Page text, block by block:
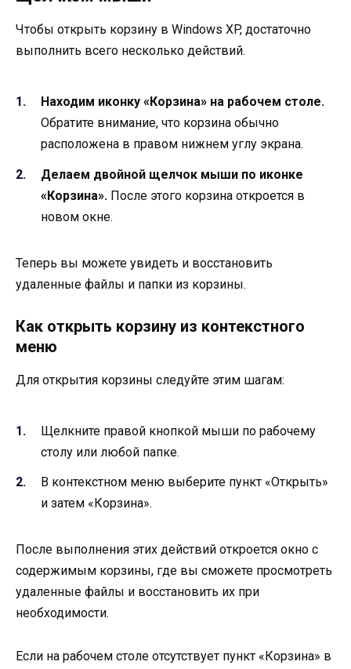
Чтобы открыть корзину в Windows XP, достаточно
выполнить всего несколько действий.
Находим иконку «Корзина» на рабочем столе.
Обратите внимание, что корзина обычно
расположена в правом нижнем углу экрана.
Делаем двойной щелчок мыши по иконке
«Корзина». После этого корзина откроется в
новом окне.
Теперь вы можете увидеть и восстановить
удаленные файлы и папки из корзины.
Как открыть корзину из контекстного
меню
Для открытия корзины следуйте этим шагам:
Щелкните правой кнопкой мыши по рабочему
столу или любой папке.
В контекстном меню выберите пункт «Открыть»
и затем «Корзина».
После выполнения этих действий откроется окно с
содержимым корзины, где вы сможете просмотреть
удаленные файлы и восстановить их при
необходимости.
Если на рабочем столе отсутствует пункт «Корзина» в